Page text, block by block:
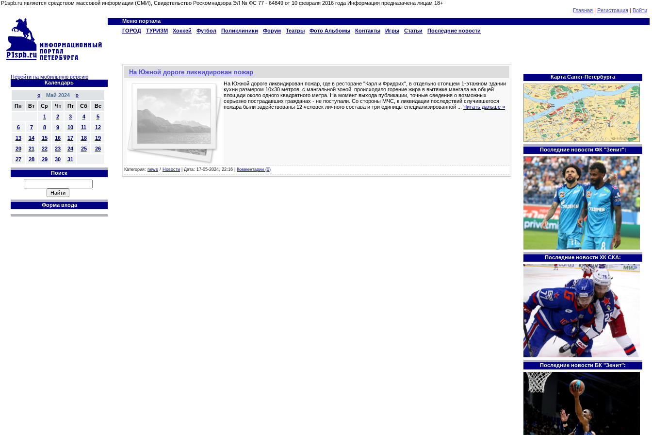
P1spb.ru является средством массовой информации (СМИ), Свидетельство Роскомнадзора ЭЛ № ФС 77 - 64849 от 10 февраля 2016 года Информация предназачена лицам 18+
Главная | Регистрация | Войти
Меню портала
ГОРОД
ТУРИЗМ Хоккей Футбол Поликлиники Форум Театры Фото Альбомы Контакты Игры Статьи Последние новости
Перейти на мобильную версию
Календарь
« Май 2024 »
Пн
Вт Ср Чт Пт Сб
Вс
1
2 3 4
5
6
7 8 9 10 11
12
13
14 15 16 17 18
19
20
21 22 23 24 25
26
27
28 29 30 31
Поиск
Форма входа
На Южной дороге ликвидирован пожар
На Южной дороге ликвидирован пожар, где в ресторане "Карл и Фридрих", в отдельно стоящем 1-этажном здании
кухни размером 10х30 метров, с мангальной зоной, происходило горение жира в вытяжке мангала на общей
площади около одного квадратного метра. На момент выхода публикации, точные сведения о возможных
серьезно пострадавших гражданах - не поступали. Со стороны МЧС, к ликвидации последствий случившегося
пожара были задействованы 12 человек личного состава и три единицы специализированной
Читать дальше »
Категория: news / Новости | Дата: 17-05-2024, 22:16 | Комментарии (0)
Карта Санкт-Петербурга
Последние новости ФК "Зенит":
Последние новости ХК СКА:
Последние новости БК "Зенит":